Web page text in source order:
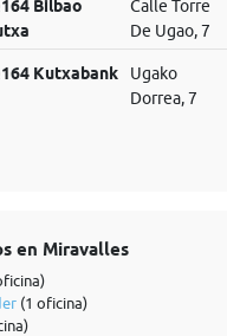
Bilbao
Calle Torre
De Ugao, 7
Kutxabank
Ugako
Dorrea, 7
en Miravalles
(1 oficina)